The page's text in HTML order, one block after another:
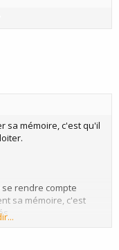
sa mémoire, c'est qu'il
rendre compte
sa mémoire, c'est
: et c'est grâce à